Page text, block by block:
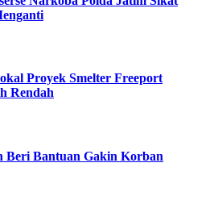
Proyek Smelter Freeport
Rendah
Beri Bantuan Gakin Korban